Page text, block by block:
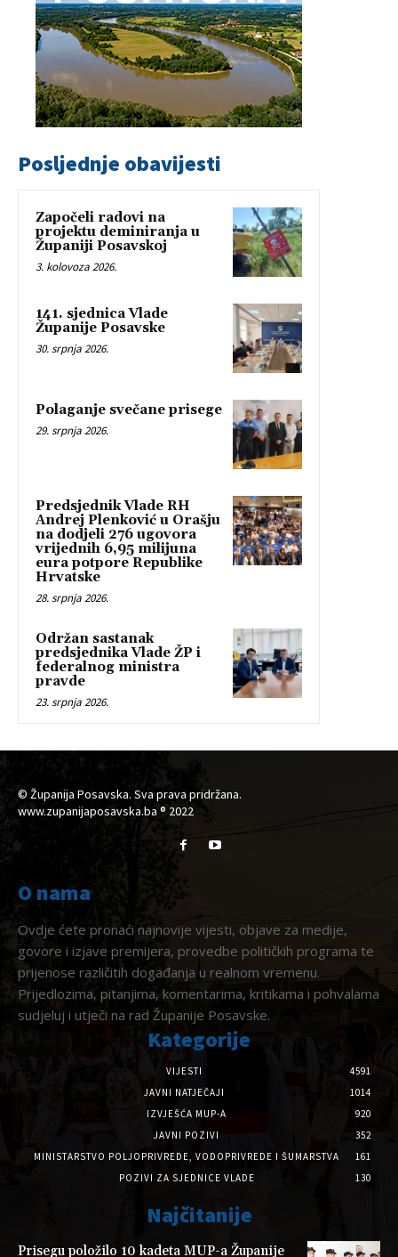
Posljednje obavijesti
Započeli radovi na
projektu deminiranja u
Županiji Posavskoj
3. kolovoza 2026.
141. sjednica Vlade
Županije Posavske
30. srpnja 2026.
Polaganje svečane prisege
29. srpnja 2026.
Predsjednik Vlade RH
Andrej Plenković u Orašju
na dodjeli 276 ugovora
vrijednih 6,95 milijuna
eura potpore Republike
Hrvatske
28. srpnja 2026.
Održan sastanak
predsjednika Vlade ŽP i
federalnog ministra
pravde
23. srpnja 2026.
© Županija Posavska. Sva prava pridržana.
www.zupanijaposavska.ba ® 2022
O nama
Ovdje ćete pronaći najnovije vijesti, objave za medije,
govore i izjave premijera, provedbe političkih programa te
prijenose različitih događanja u realnom vremenu.
Prijedlozima, pitanjima, komentarima, kritikama i pohvalama
sudjeluj i utječi na rad Županije Posavske.
Kategorije
VIJESTI
4591
JAVNI NATJEČAJI
1014
IZVJEŠĆA MUP-A
920
JAVNI POZIVI
352
MINISTARSTVO POLJOPRIVREDE, VODOPRIVREDE I ŠUMARSTVA
161
POZIVI ZA SJEDNICE VLADE
130
Najčitanije
Prisegu položilo 10 kadeta MUP-a Županije